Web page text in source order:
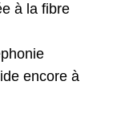
à la fibre
encore à